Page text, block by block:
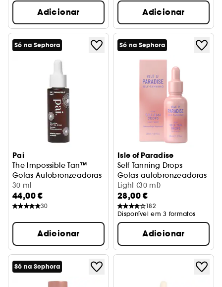
Adicionar Adicionar
Só na Sephora
Pai
The Impossible Tan™
Gotas Autobronzeadoras Hidratantes
30 ml
44,00 €
30
Adicionar
Só na Sephora
Isle of Paradise
Self Tanning Drops
Gotas autobronzeadoras
Light (30 ml)
28,00 €
182
Disponível em 3 formatos
Adicionar
Só na Sephora